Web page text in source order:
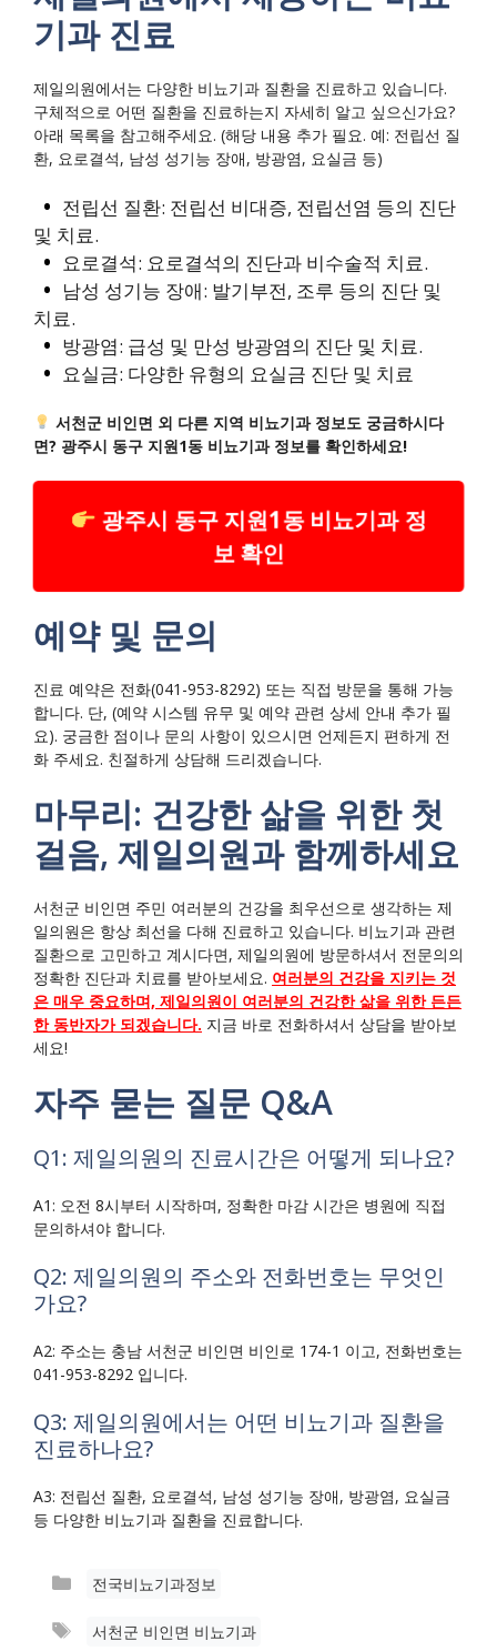
기과 진료
제일의원에서는 다양한 비뇨기과 질환을 진료하고 있습니다.
구체적으로 어떤 질환을 진료하는지 자세히 알고 싶으신가요?
아래 목록을 참고해주세요. (해당 내용 추가 필요. 예: 전립선 질
환, 요로결석, 남성 성기능 장애, 방광염, 요실금 등)
전립선 질환: 전립선 비대증, 전립선염 등의 진단
및 치료.
요로결석: 요로결석의 진단과 비수술적 치료.
남성 성기능 장애: 발기부전, 조루 등의 진단 및
치료.
방광염: 급성 및 만성 방광염의 진단 및 치료.
요실금: 다양한 유형의 요실금 진단 및 치료
서천군 비인면 외 다른 지역 비뇨기과 정보도 궁금하시다
면? 광주시 동구 지원1동 비뇨기과 정보를 확인하세요!
광주시 동구 지원1동 비뇨기과 정
보 확인
예약 및 문의
진료 예약은 전화(041-953-8292) 또는 직접 방문을 통해 가능
합니다. 단, (예약 시스템 유무 및 예약 관련 상세 안내 추가 필
요). 궁금한 점이나 문의 사항이 있으시면 언제든지 편하게 전
화 주세요. 친절하게 상담해 드리겠습니다.
마무리: 건강한 삶을 위한 첫
걸음, 제일의원과 함께하세요
서천군 비인면 주민 여러분의 건강을 최우선으로 생각하는 제
일의원은 항상 최선을 다해 진료하고 있습니다. 비뇨기과 관련
질환으로 고민하고 계시다면, 제일의원에 방문하셔서 전문의의
정확한 진단과 치료를 받아보세요. 여러분의 건강을 지키는 것
은 매우 중요하며, 제일의원이 여러분의 건강한 삶을 위한 든든
한 동반자가 되겠습니다. 지금 바로 전화하셔서 상담을 받아보
세요!
자주 묻는 질문 Q&A
Q1: 제일의원의 진료시간은 어떻게 되나요?
A1: 오전 8시부터 시작하며, 정확한 마감 시간은 병원에 직접
문의하셔야 합니다.
Q2: 제일의원의 주소와 전화번호는 무엇인
가요?
A2: 주소는 충남 서천군 비인면 비인로 174-1 이고, 전화번호는
041-953-8292 입니다.
Q3: 제일의원에서는 어떤 비뇨기과 질환을
진료하나요?
A3: 전립선 질환, 요로결석, 남성 성기능 장애, 방광염, 요실금
등 다양한 비뇨기과 질환을 진료합니다.
카
고
전국비뇨기과정보
태
서천군 비인면 비뇨기과